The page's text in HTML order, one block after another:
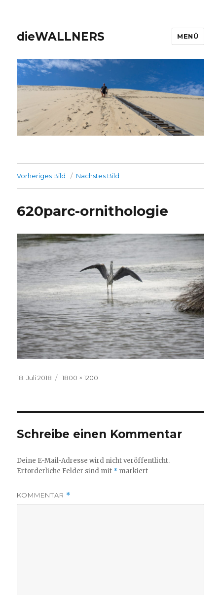
dieWALLNERS MENÜ
Vorheriges Bild Nächstes Bild
620parc-ornithologie
Veröffentlicht
18. Juli 2018
Volle
1800 × 1200
Schreibe einen Kommentar
Deine E-Mail-Adresse wird nicht veröffentlicht.
Erforderliche Felder sind mit * markiert
KOMMENTAR *